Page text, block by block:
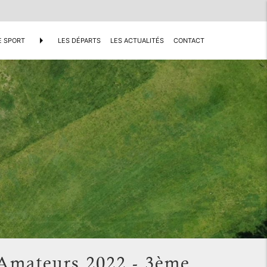
SPORT arrow_right LES DÉPARTS LES ACTUALITÉS CONTACT